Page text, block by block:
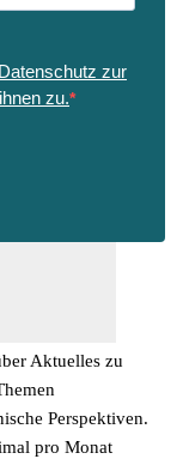
zur
zu.
Aktuelles zu
Perspektiven.
pro Monat